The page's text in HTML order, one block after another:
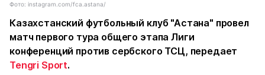
Фото: instagram.com/fca.astana/
Казахстанский футбольный клуб "Астана" провел
матч первого тура общего этапа Лиги
конференций против сербского ТСЦ, передает
Tengri Sport.